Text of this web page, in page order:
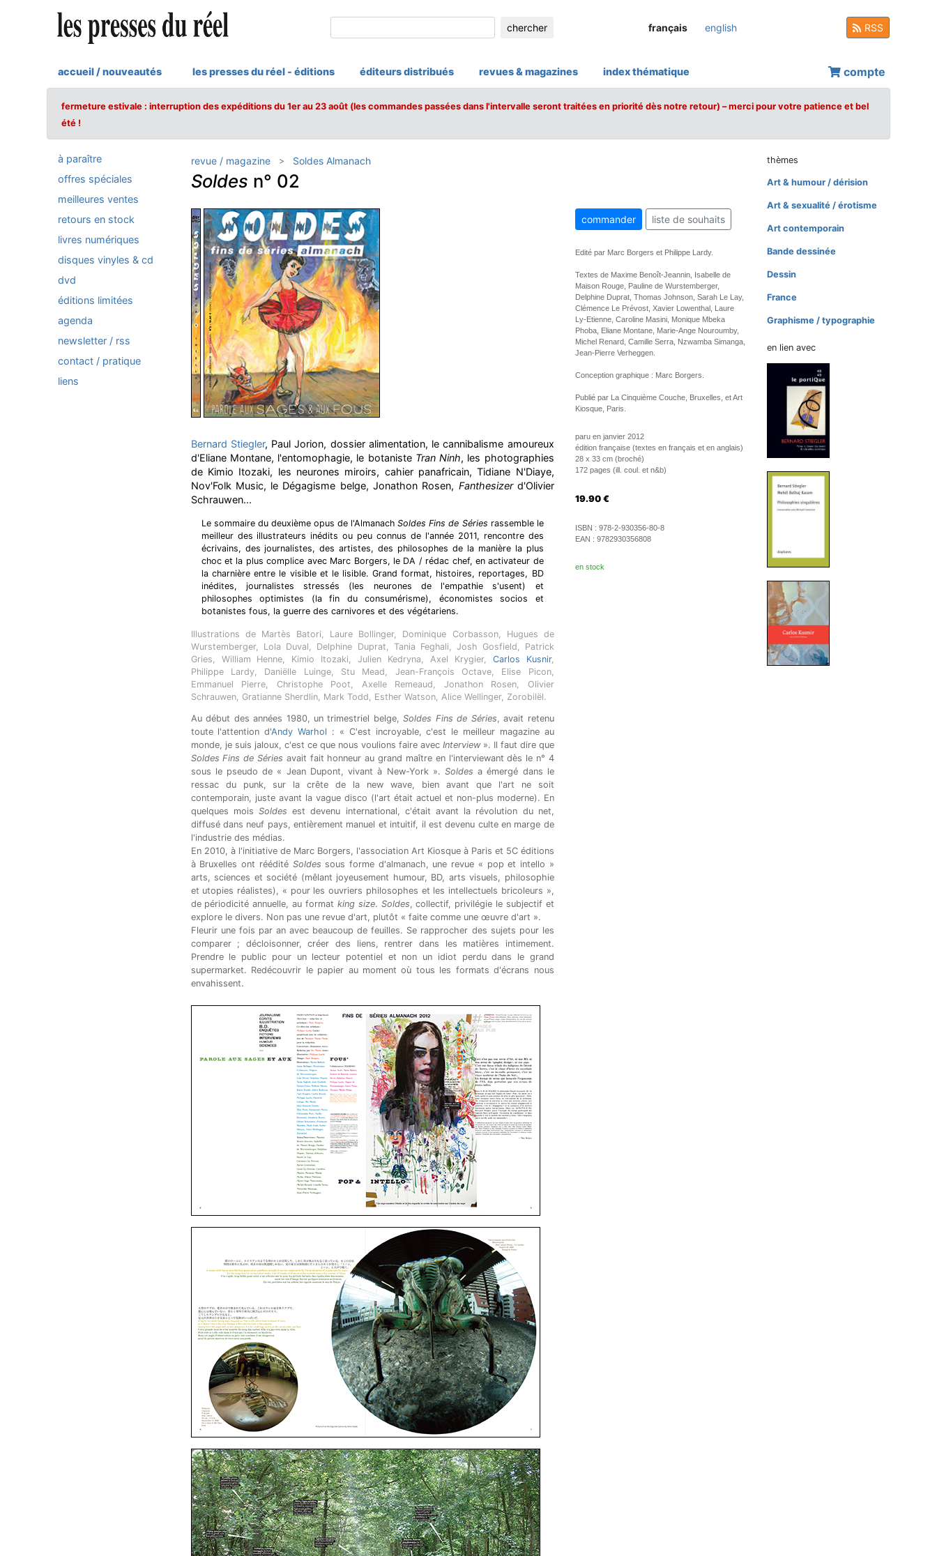
chercher français english RSS
accueil / nouveautés les presses du réel - éditions éditeurs distribués revues & magazines index thématique compte
fermeture estivale : interruption des expéditions du 1er au 23 août (les commandes passées dans l'intervalle seront traitées en priorité dès notre retour) – merci pour votre patience et bel
été !
à paraître
offres spéciales
meilleures ventes
retours en stock
livres numériques
disques vinyles & cd
dvd
éditions limitées
agenda
newsletter / rss
contact / pratique
liens
revue / magazine Soldes Almanach
Soldes n° 02
Bernard Stiegler, Paul Jorion, dossier alimentation, le cannibalisme amoureux
d'Eliane Montane, l'entomophagie, le botanisteTran Ninh, les photographies
de Kimio Itozaki, les neurones miroirs, cahier panafricain, Tidiane N'Diaye,
Nov'Folk Music, le Dégagisme belge, Jonathon Rosen, Fanthesizer d'Olivier
Schrauwen...
Le sommaire du deuxième opus de l'Almanach Soldes Fins de Séries rassemble le
meilleur des illustrateurs inédits ou peu connus de l'année 2011, rencontre des
écrivains, des journalistes, des artistes, des philosophes de la manière la plus
choc et la plus complice avec Marc Borgers, le DA / rédac chef, en activateur de
la charnière entre le visible et le lisible. Grand format, histoires, reportages, BD
inédites, journalistes stressés (les neurones de l'empathie s'usent) et
philosophes optimistes (la fin du consumérisme), économistes socios et
botanistes fous, la guerre des carnivores et des végétariens.
Illustrations de Martès Batori, Laure Bollinger, Dominique Corbasson, Hugues de
Wurstemberger, Lola Duval, Delphine Duprat, Tania Feghali, Josh Gosfield, Patrick
Gries, William Henne, Kimio Itozaki, Julien Kedryna, Axel Krygier, Carlos Kusnir,
Philippe Lardy, Daniëlle Luinge, Stu Mead, Jean-François Octave, Elise Picon,
Emmanuel Pierre, Christophe Poot, Axelle Remeaud, Jonathon Rosen, Olivier
Schrauwen, Gratianne Sherdlin, Mark Todd, Esther Watson, Alice Wellinger, Zorobilël.
Au début des années 1980, un trimestriel belge,Soldes Fins de Séries, avait retenu
toute l'attention d'Andy Warhol : « C'est incroyable, c'est le meilleur magazine au
monde, je suis jaloux, c'est ce que nous voulions faire avec Interview». Il faut dire que
Soldes Fins de Séries avait fait honneur au grand maître en l'interviewant dès le n° 4
sous le pseudo de « Jean Dupont, vivant à New-York ». Soldes a émergé dans le
ressac du punk, sur la crête de la new wave, bien avant que l'art ne soit
contemporain, juste avant la vague disco (l'art était actuel et non-plus moderne). En
quelques moisSoldes est devenu international, c'était avant la révolution du net,
diffusé dans neuf pays, entièrement manuel et intuitif, il est devenu culte en marge de
l'industrie des médias.
En 2010, à l'initiative de Marc Borgers, l'association Art Kiosque à Paris et 5C éditions
à Bruxelles ont réédité Soldes sous forme d'almanach, une revue « pop et intello »
arts, sciences et société (mêlant joyeusement humour, BD, arts visuels, philosophie
et utopies réalistes), « pour les ouvriers philosophes et les intellectuels bricoleurs »,
de périodicité annuelle, au format king size. Soldes, collectif, privilégie le subjectif et
explore le divers. Non pas une revue d'art, plutôt « faite comme une œuvre d'art ».
Fleurir une fois par an avec beaucoup de feuilles. Se rapprocher des sujets pour les
comparer ; décloisonner, créer des liens, rentrer dans les matières intimement.
Prendre le public pour un lecteur potentiel et non un idiot perdu dans le grand
supermarket. Redécouvrir le papier au moment où tous les formats d'écrans nous
envahissent.
commander liste de souhaits
Edité par Marc Borgers et Philippe Lardy.
Textes de Maxime Benoît-Jeannin, Isabelle de
Maison Rouge, Pauline de Wurstemberger,
Delphine Duprat, Thomas Johnson, Sarah Le Lay,
Clémence Le Prévost, Xavier Lowenthal, Laure
Ly-Etienne, Caroline Masini, Monique Mbeka
Phoba, Eliane Montane, Marie-Ange Nouroumby,
Michel Renard, Camille Serra, Nzwamba Simanga,
Jean-Pierre Verheggen.
Conception graphique : Marc Borgers.
Publié par La Cinquième Couche, Bruxelles, et Art
Kiosque, Paris.
paru en janvier 2012
édition française (textes en français et en anglais)
28 x 33 cm (broché)
172 pages (ill. coul. et n&b)
19.90 €
ISBN : 978-2-930356-80-8
EAN : 9782930356808
en stock
thèmes
Art & humour / dérision
Art & sexualité / érotisme
Art contemporain
Bande dessinée
Dessin
France
Graphisme / typographie
en lien avec